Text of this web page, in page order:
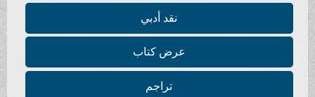
نقد أدبي
عرض كتاب
تراجم